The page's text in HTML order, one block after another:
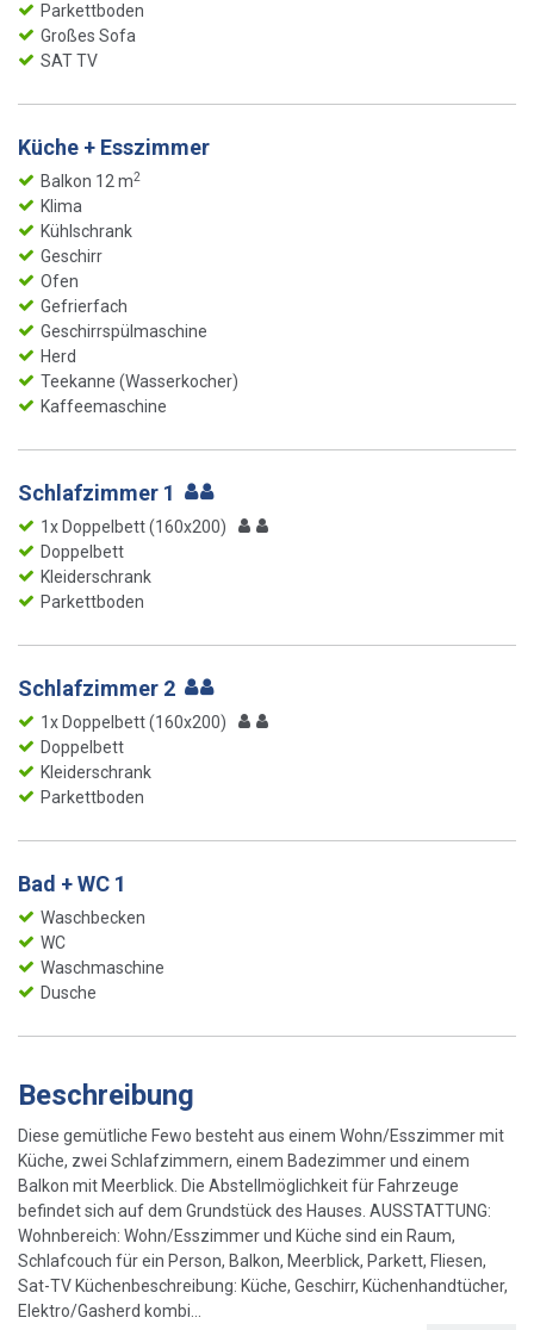
Parkettboden
Großes Sofa
SAT TV
Küche + Esszimmer
Balkon 12 m2
Klima
Kühlschrank
Geschirr
Ofen
Gefrierfach
Geschirrspülmaschine
Herd
Teekanne (Wasserkocher)
Kaffeemaschine
Schlafzimmer 1
1x Doppelbett (160x200)
Doppelbett
Kleiderschrank
Parkettboden
Schlafzimmer 2
1x Doppelbett (160x200)
Doppelbett
Kleiderschrank
Parkettboden
Bad + WC 1
Waschbecken
WC
Waschmaschine
Dusche
Beschreibung
Diese gemütliche Fewo besteht aus einem Wohn/Esszimmer mit
Küche, zwei Schlafzimmern, einem Badezimmer und einem
Balkon mit Meerblick. Die Abstellmöglichkeit für Fahrzeuge
befindet sich auf dem Grundstück des Hauses. AUSSTATTUNG:
Wohnbereich: Wohn/Esszimmer und Küche sind ein Raum,
Schlafcouch für ein Person, Balkon, Meerblick, Parkett, Fliesen,
Sat-TV Küchenbeschreibung: Küche, Geschirr, Küchenhandtücher,
Elektro/Gasherd kombi...